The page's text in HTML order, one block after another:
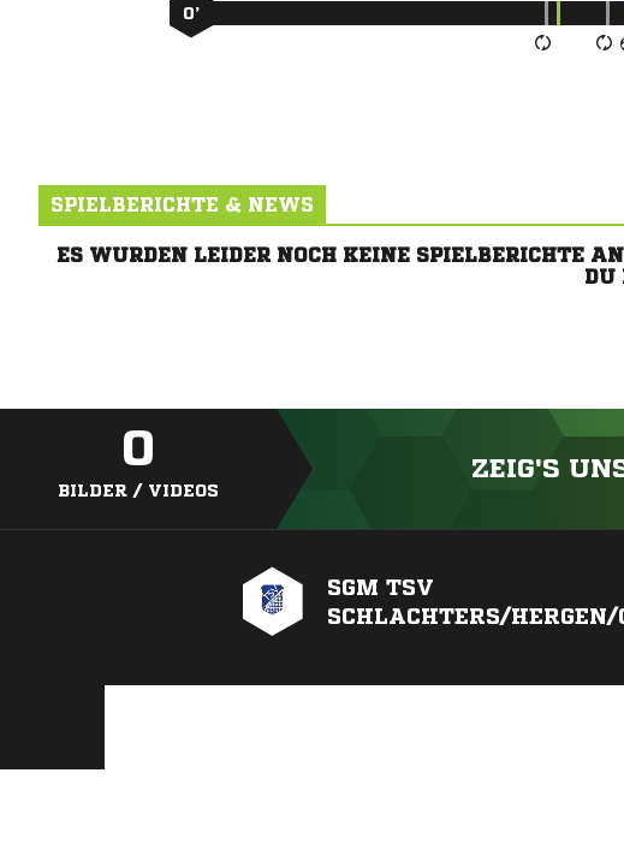
0’
SPIELBERICHTE & NEWS
ES WURDEN LEIDER NOCH KEINE SPIELBERICHTE
DU
0
BILDER / VIDEOS
ZEIG'S
SGM TSV
SCHLACHTERS/HERGEN/